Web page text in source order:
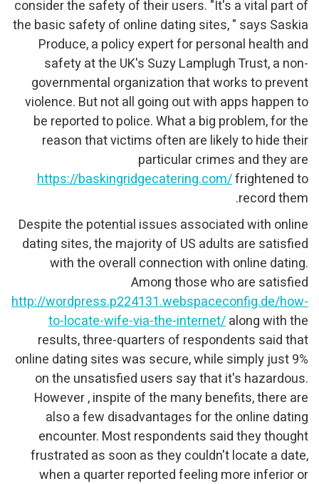
consider the safety of
the basic safety of online
Produce, a policy
safety at the UK's
governmental
violence. But not all
be reported to police.
reason that victims
https://
Despite the potential
dating sites, the majority
with the overall
http://
to-locate-wife-via-
results, three-
online dating sites was
on the unsatisfied
However , inspite of
also a few
encounter. Most
frustrated as soon as
when a quarter